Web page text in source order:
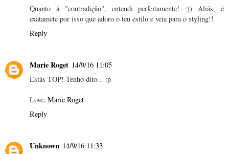
Quanto à "contradição", entendi perfeitamente! :)) Aliás, é
exatamete por isso que adoro o teu estilo e veia para o styling!!
Reply
Marie Roget 14/9/16 11:05
Estás TOP! Tenho dito... :p
Love, Marie Roget
Reply
Unknown 14/9/16 11:33